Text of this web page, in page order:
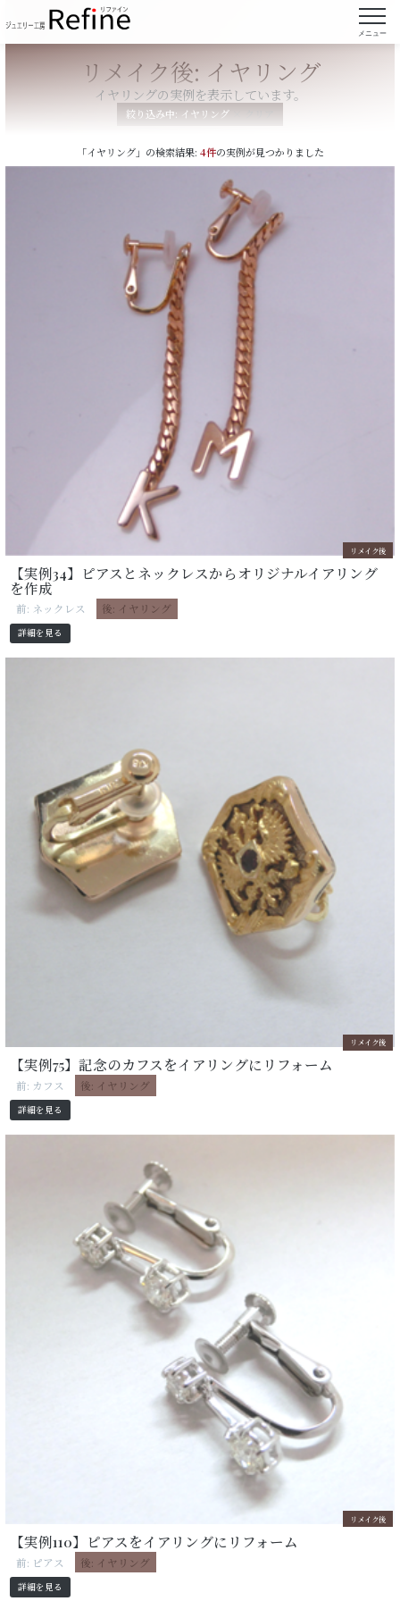
メニュー
リメイク後: イヤリング
イヤリングの実例を表示しています。
絞り込み中: イヤリング
「イヤリング」の検索結果: 4件の実例が見つかりました
リメイク後
【実例34】ピアスとネックレスからオリジナルイアリング
を作成
前: ネックレス 後: イヤリング
詳細を見る
リメイク後
【実例75】記念のカフスをイアリングにリフォーム
前: カフス 後: イヤリング
詳細を見る
リメイク後
【実例110】ピアスをイアリングにリフォーム
前: ピアス 後: イヤリング
詳細を見る